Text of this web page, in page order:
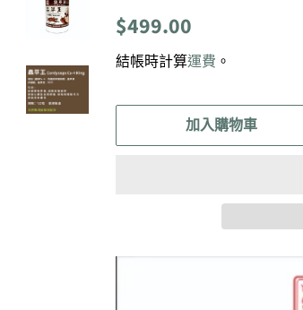
定
$499.00
結帳時計算運費 。
加入購物車